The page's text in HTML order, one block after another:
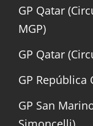
GP Qatar
MGP)
GP Qatar
GP
GP San